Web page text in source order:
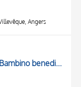
Angers
Madonna con Bambino benedicente